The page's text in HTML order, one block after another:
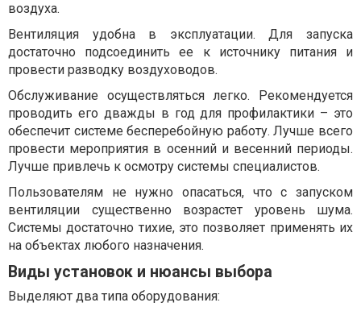
воздуха.
Вентиляция удобна в эксплуатации. Для запуска
достаточно подсоединить ее к источнику питания и
провести разводку воздуховодов.
Обслуживание осуществляться легко. Рекомендуется
проводить его дважды в год для профилактики – это
обеспечит системе бесперебойную работу. Лучше всего
провести мероприятия в осенний и весенний периоды.
Лучше привлечь к осмотру системы специалистов.
Пользователям не нужно опасаться, что с запуском
вентиляции существенно возрастет уровень шума.
Системы достаточно тихие, это позволяет применять их
на объектах любого назначения.
Виды установок и нюансы выбора
Выделяют два типа оборудования: